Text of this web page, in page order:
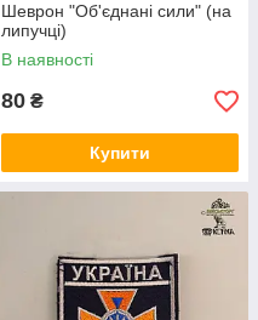
Шеврон "Об'єднані сили" (на
липучці)
В наявності
80 ₴
Купити